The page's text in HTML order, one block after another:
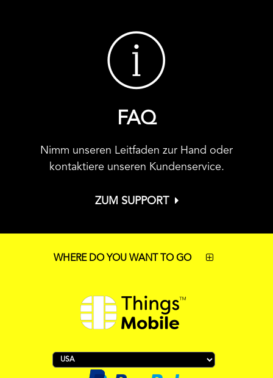
FAQ
Nimm unseren Leitfaden zur Hand oder
kontaktiere unseren Kundenservice.
ZUM SUPPORT
WHERE DO YOU WANT TO GO